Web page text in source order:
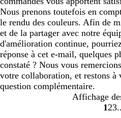
Nous prenons toutefois en
le rendu des couleurs. Afin de
et de la partager avec notre
d'amélioration continue,
réponse à cet e-mail, quelques
constaté ? Nous vous
votre collaboration, et restons
question complémentaire.
Affichage
123